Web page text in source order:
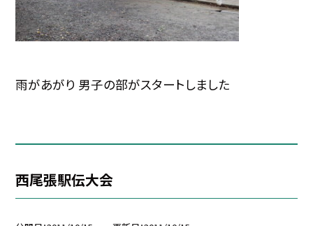
雨があがり 男子の部がスタートしました
西尾張駅伝大会